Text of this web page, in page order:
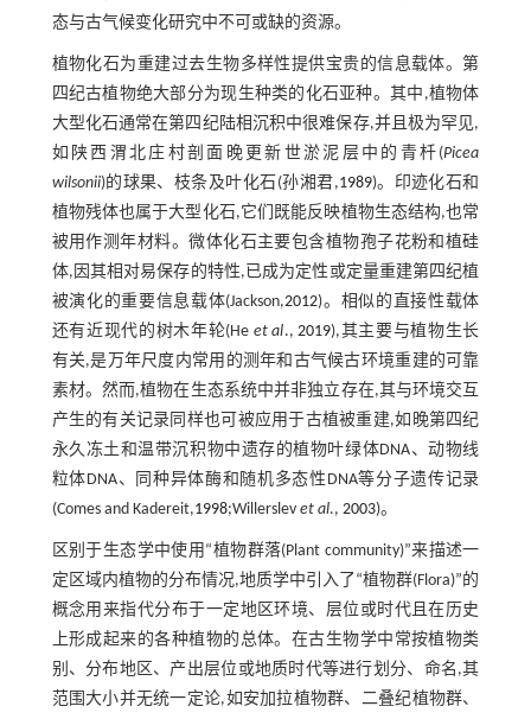
态与古气候变化研究中不可或缺的资源。
植物化石为重建过去生物多样性提供宝贵的信息载体。第
四纪古植物绝大部分为现生种类的化石亚种。其中,植物体
大型化石通常在第四纪陆相沉积中很难保存,并且极为罕见,
如陕西渭北庄村剖面晚更新世淤泥层中的青杄(Picea
wilsonii)的球果、枝条及叶化石(孙湘君,1989)。印迹化石和
植物残体也属于大型化石,它们既能反映植物生态结构,也常
被用作测年材料。微体化石主要包含植物孢子花粉和植硅
体,因其相对易保存的特性,已成为定性或定量重建第四纪植
被演化的重要信息载体(Jackson,2012)。相似的直接性载体
还有近现代的树木年轮(He et al.,2019),其主要与植物生长
有关,是万年尺度内常用的测年和古气候古环境重建的可靠
素材。然而,植物在生态系统中并非独立存在,其与环境交互
产生的有关记录同样也可被应用于古植被重建,如晚第四纪
永久冻土和温带沉积物中遗存的植物叶绿体DNA、动物线
粒体DNA、同种异体酶和随机多态性DNA等分子遗传记录
(Comes and Kadereit,1998;Willerslev et al., 2003)。
区别于生态学中使用“植物群落(Plant community)”来描述一
定区域内植物的分布情况,地质学中引入了“植物群(Flora)”的
概念用来指代分布于一定地区环境、层位或时代且在历史
上形成起来的各种植物的总体。在古生物学中常按植物类
别、分布地区、产出层位或地质时代等进行划分、命名,其
范围大小并无统一定论,如安加拉植物群、二叠纪植物群、